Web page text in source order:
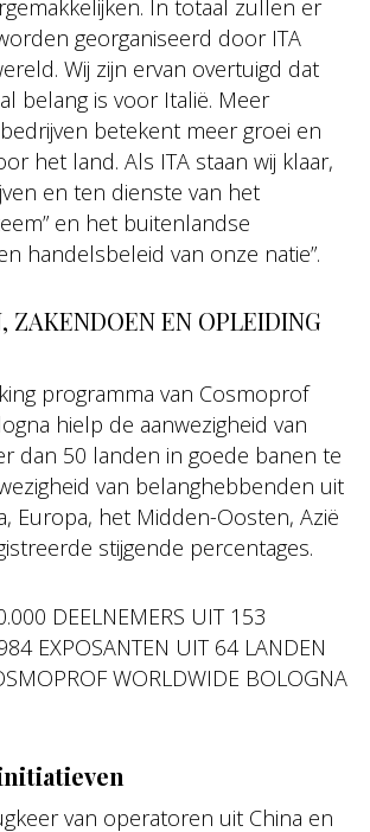
In totaal zullen er
georganiseerd door ITA
Wij zijn ervan overtuigd dat
belang is voor Italië. Meer
betekent meer groei en
het land. Als ITA staan wij klaar,
en ten dienste van het
en het buitenlandse
handelsbeleid van onze natie”.
ZAKENDOEN EN OPLEIDING
programma van Cosmoprof
hielp de aanwezigheid van
dan 50 landen in goede banen te
van belanghebbenden uit
Europa, het Midden-Oosten, Azië
stijgende percentages.
DEELNEMERS UIT 153
EXPOSANTEN UIT 64 LANDEN
WORLDWIDE BOLOGNA
van operatoren uit China en